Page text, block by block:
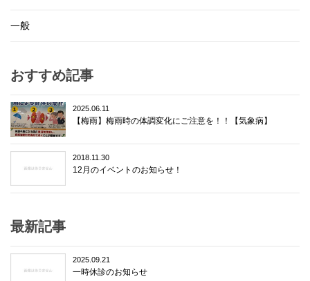
一般
おすすめ記事
2025.06.11
【梅雨】梅雨時の体調変化にご注意を！！【気象病】
2018.11.30
12月のイベントのお知らせ！
最新記事
2025.09.21
一時休診のお知らせ